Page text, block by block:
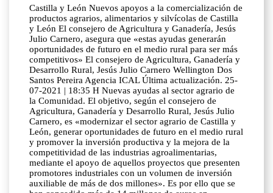
Castilla y León Nuevos apoyos a la comercialización de
productos agrarios, alimentarios y silvícolas de Castilla
y León El consejero de Agricultura y Ganadería, Jesús
Julio Carnero, asegura que «estas ayudas generarán
oportunidades de futuro en el medio rural para ser más
competitivos» El consejero de Agricultura, Ganadería y
Desarrollo Rural, Jesús Julio Carnero Wellington Dos
Santos Pereira Agencia ICAL Última actualización. 25-
07-2021 | 18:35 H Nuevas ayudas al sector agrario de
la Comunidad. El objetivo, según el consejero de
Agricultura, Ganadería y Desarrollo Rural, Jesús Julio
Carnero, es «modernizar el sector agrario de Castilla y
León, generar oportunidades de futuro en el medio rural
y promover la inversión productiva y la mejora de la
competitividad de las industrias agroalimentarias,
mediante el apoyo de aquellos proyectos que presenten
promotores industriales con un volumen de inversión
auxiliable de más de dos millones». Es por ello que se